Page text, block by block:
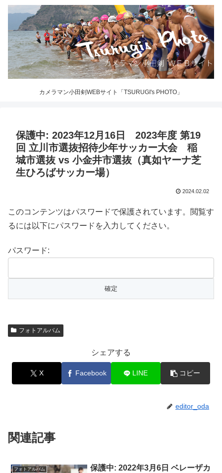
カメラマン小田剣WEBサイト「TSURUGI's PHOTO」
保護中: 2023年12月16日 2023年度 第19
回 立川市選抜招待少年サッカー大会 稲
城市選抜 vs 小金井市選抜（真如ヤーナ芝
生ひろばサッカー場）
2024.02.02
このコンテンツはパスワードで保護されています。閲覧す
るには以下にパスワードを入力してください。
パスワード:
フォトアルバム
シェアする
X Facebook LINE コピー
editor_oda
関連記事
フォトアルバム
保護中: 2022年3月6日 ベレーザカ